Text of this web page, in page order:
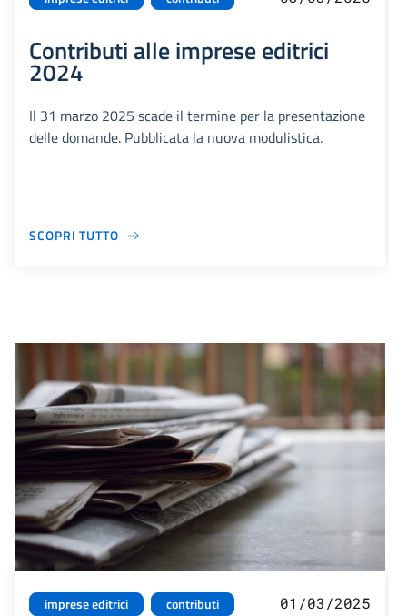
Contributi alle imprese editrici
2024
Il 31 marzo 2025 scade il termine per la presentazione
delle domande. Pubblicata la nuova modulistica.
SCOPRI TUTTO
imprese editrici
contributi
01/03/2025